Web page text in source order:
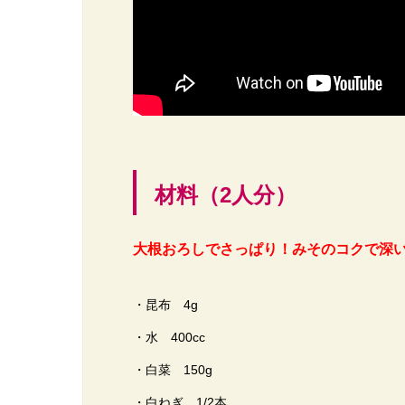
材料（2人分）
大根おろしでさっぱり！みそのコクで深
・昆布 4g
・水 400cc
・白菜 150g